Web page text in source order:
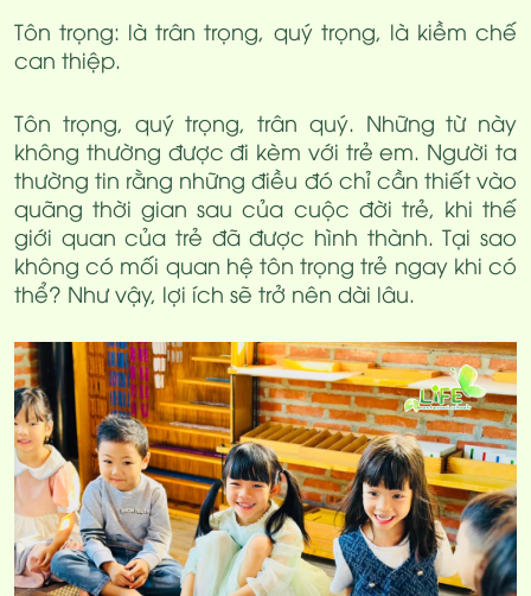
Tôn trọng: là trân trọng, quý trọng, là kiềm chế
can thiệp.
Tôn trọng, quý trọng, trân quý. Những từ này
không thường được đi kèm với trẻ em. Người ta
thường tin rằng những điều đó chỉ cần thiết vào
quãng thời gian sau của cuộc đời trẻ, khi thế
giới quan của trẻ đã được hình thành. Tại sao
không có mối quan hệ tôn trọng trẻ ngay khi có
thể? Như vậy, lợi ích sẽ trở nên dài lâu.